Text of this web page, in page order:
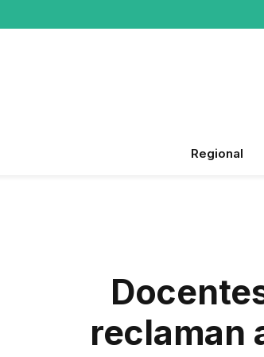
Regional
reclaman